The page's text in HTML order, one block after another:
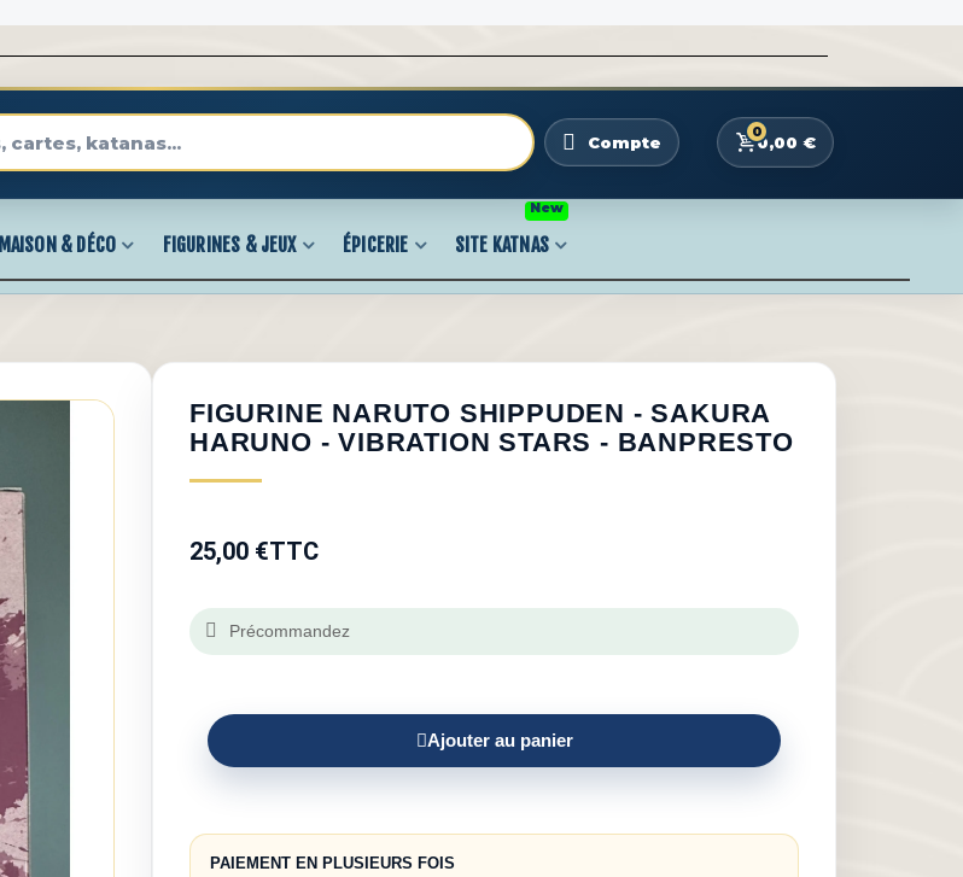
Compte
0
0,00 €
MAISON & DÉCO FIGURINES & JEUX ÉPICERIE SITE KATNAS
New
FIGURINE NARUTO SHIPPUDEN - SAKURA
HARUNO - VIBRATION STARS - BANPRESTO
25,00 €TTC
Précommandez
Ajouter au panier
PAIEMENT EN PLUSIEURS FOIS